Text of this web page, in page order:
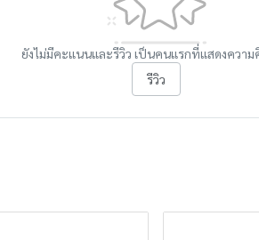
ยังไม่มีคะแนนและรีวิว เป็นคนแรกที่แสดงความ
รีวิว